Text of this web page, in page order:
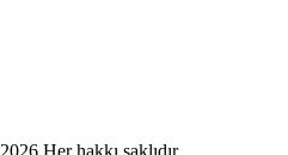
2026 Her hakkı saklıdır.